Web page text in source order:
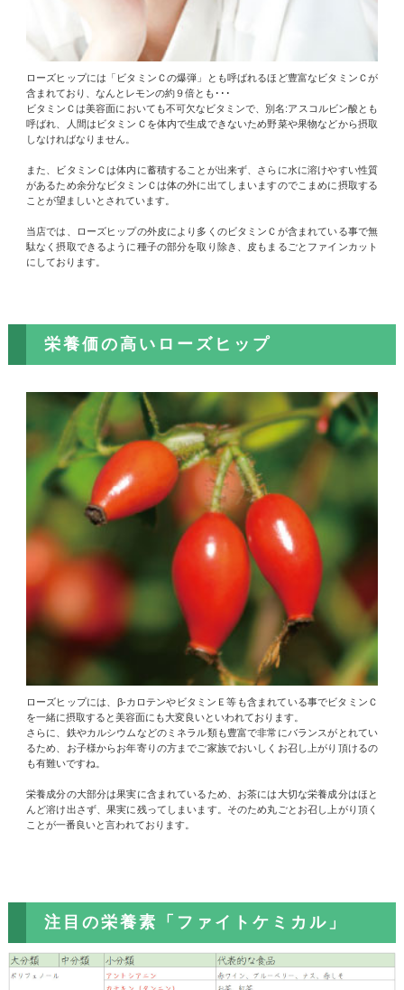
ローズヒップには「ビタミンＣの爆弾」とも呼ばれるほど豊富なビタミンＣが
含まれており、なんとレモンの約９倍とも･･･
ビタミンＣは美容面においても不可欠なビタミンで、別名:アスコルビン酸とも
呼ばれ、人間はビタミンＣを体内で生成できないため野菜や果物などから摂取
しなければなりません。
また、ビタミンＣは体内に蓄積することが出来ず、さらに水に溶けやすい性質
があるため余分なビタミンＣは体の外に出てしまいますのでこまめに摂取する
ことが望ましいとされています。
当店では、ローズヒップの外皮により多くのビタミンＣが含まれている事で無
駄なく摂取できるように種子の部分を取り除き、皮もまるごとファインカット
にしております。
栄養価の高いローズヒップ
ローズヒップには、β-カロテンやビタミンＥ等も含まれている事でビタミンＣ
を一緒に摂取すると美容面にも大変良いといわれております。
さらに、鉄やカルシウムなどのミネラル類も豊富で非常にバランスがとれてい
るため、お子様からお年寄りの方までご家族でおいしくお召し上がり頂けるの
も有難いですね。
栄養成分の大部分は果実に含まれているため、お茶には大切な栄養成分はほと
んど溶け出さず、果実に残ってしまいます。そのため丸ごとお召し上がり頂く
ことが一番良いと言われております。
注目の栄養素「ファイトケミカル」